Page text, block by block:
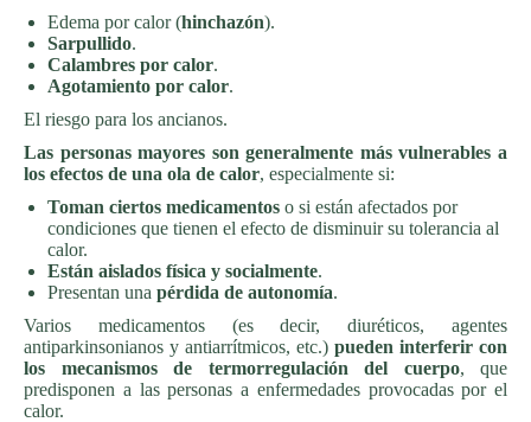
Edema por calor (hinchazón).
Sarpullido.
Calambres por calor.
Agotamiento por calor.
El riesgo para los ancianos.
Las personas mayores son generalmente más vulnerables a
los efectos de una ola de calor, especialmente si:
Toman ciertos medicamentos o si están afectados por
condiciones que tienen el efecto de disminuir su tolerancia al
calor.
Están aislados física y socialmente.
Presentan una pérdida de autonomía.
Varios medicamentos (es decir, diuréticos, agentes
antiparkinsonianos y antiarrítmicos, etc.) pueden interferir con
los mecanismos de termorregulación del cuerpo, que
predisponen a las personas a enfermedades provocadas por el
calor.